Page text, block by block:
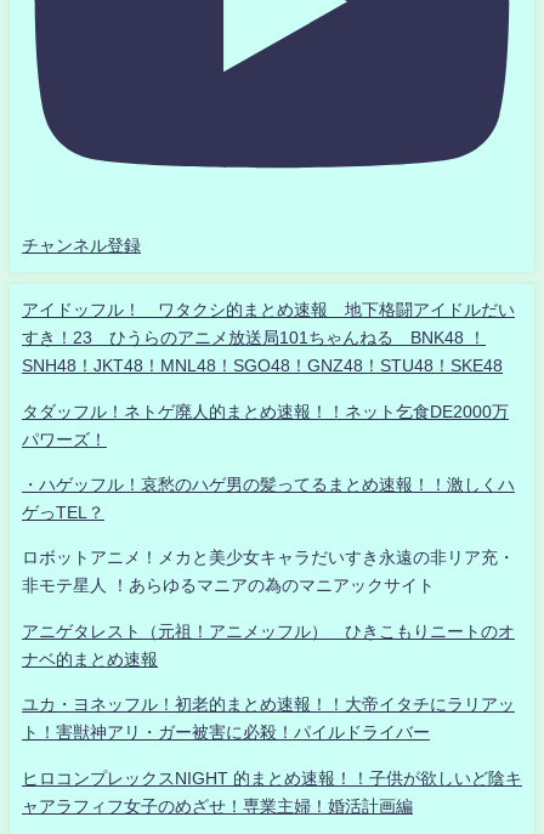
チャンネル登録
アイドッフル！ ワタクシ的まとめ速報 地下格闘アイドルだい
すき！23 ひうらのアニメ放送局101ちゃんねる BNK48 ！
SNH48！JKT48！MNL48！SGO48！GNZ48！STU48！SKE48
タダッフル！ネトゲ廃人的まとめ速報！！ネット乞食DE2000万
パワーズ！
・ハゲッフル！哀愁のハゲ男の髪ってるまとめ速報！！激しくハ
ゲっTEL？
ロボットアニメ！メカと美少女キャラだいすき永遠の非リア充・
非モテ星人 ！あらゆるマニアの為のマニアックサイト
アニゲタレスト（元祖！アニメッフル） ひきこもりニートのオ
ナベ的まとめ速報
ユカ・ヨネッフル！初老的まとめ速報！！大帝イタチにラリアッ
ト！害獣神アリ・ガー被害に必殺！パイルドライバー
ヒロコンプレックスNIGHT 的まとめ速報！！子供が欲しいど陰キ
ャアラフィフ女子のめざせ！専業主婦！婚活計画編